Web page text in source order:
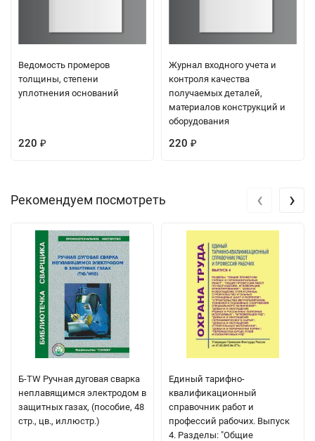
Ведомость промеров
толщины, степени
уплотнения оснований
220 ₽
Журнал входного учета и
контроля качества
получаемых деталей,
материалов конструкций и
оборудования
220 ₽
Рекомендуем посмотреть
Б-TW Ручная дуговая сварка
неплавящимся электродом в
защитных газах, (пособие, 48
стр., цв., иллюстр.)
Единый тарифно-
квалификационный
справочник работ и
профессий рабочих. Выпуск
4. Разделы: "Общие
‹ ›